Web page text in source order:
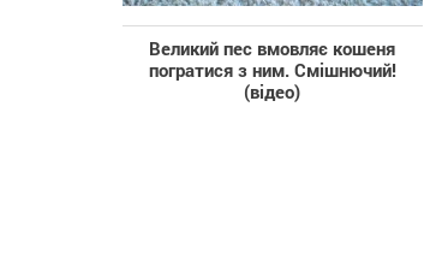
Великий пес вмовляє кошеня
погратися з ним. Смішнючий!
(відео)